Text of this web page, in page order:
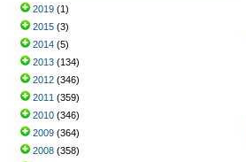
2019 (1)
2015 (3)
2014 (5)
2013 (134)
2012 (346)
2011 (359)
2010 (346)
2009 (364)
2008 (358)